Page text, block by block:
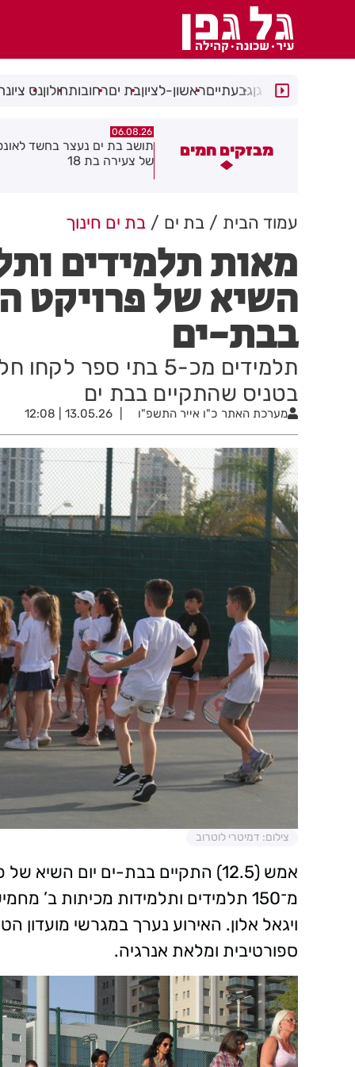
רמת גןגבעתייםראשון-לציוןבת יםרחובותחולוןנס
מבזקים חמים
תושב בת ים נעצר בחשד לאונס אלים
06.08.26
חולון תקבל 2.5 מיליון שקלים
להפחתת זיהום האוויר
עמוד הבית בת ים בת ים חינוך
מאות תלמידים
השיא של פרויקט
בבת-ים
תלמידים מכ-5 בתי
בטניס שהתקיים בבת ים
מערכת האתר כ"ו אייר התשפ"ו 13.05.26 | 12:08
צילום: דמיטרי לוטרוב
אמש (12.5) התקיים בבת-ים יום
מ־150 תלמידים ותלמידות מכיתות ב’
ויגאל אלון. האירוע נערך במגרשי מועדון
ספורטיבית ומלאת אנרגיה.